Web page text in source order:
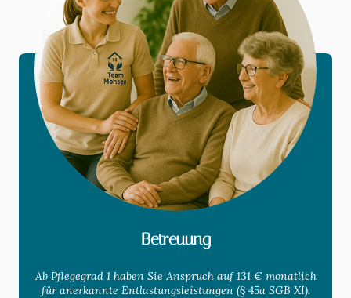
Betreuung
Ab Pflegegrad 1 haben Sie Anspruch auf 131 € monatlich
für anerkannte Entlastungsleistungen (§ 45a SGB XI).